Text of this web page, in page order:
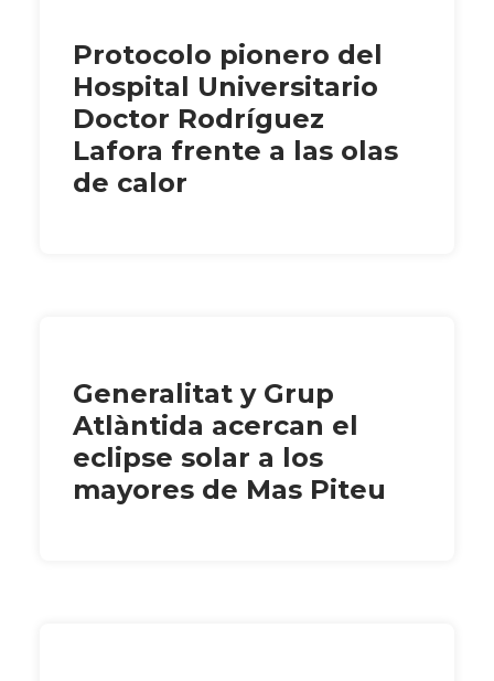
Protocolo pionero del
Hospital Universitario
Doctor Rodríguez
Lafora frente a las olas
de calor
Generalitat y Grup
Atlàntida acercan el
eclipse solar a los
mayores de Mas Piteu